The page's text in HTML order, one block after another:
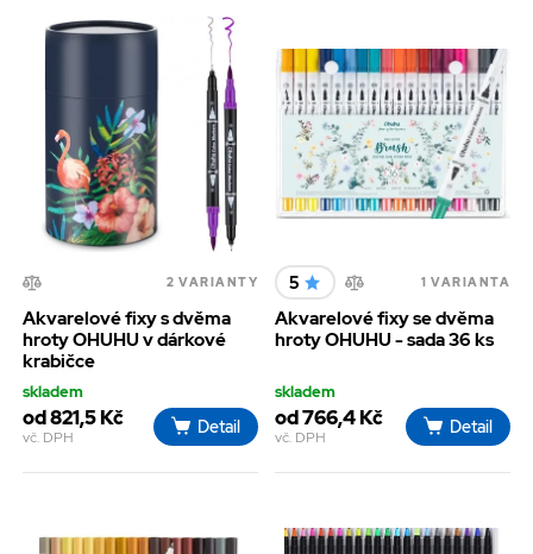
2 VARIANTY
Akvarelové fixy s dvěma
hroty OHUHU v dárkové
krabičce
skladem
od 821,5 Kč
vč. DPH
Detail
5 1 VARIANTA
Akvarelové fixy se dvěma
hroty OHUHU - sada 36 ks
skladem
od 766,4 Kč
vč. DPH
Detail